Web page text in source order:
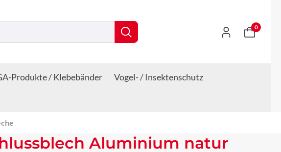
0
Produkte / Klebebänder
Vogel- / Insektenschutz
Aluminium natur